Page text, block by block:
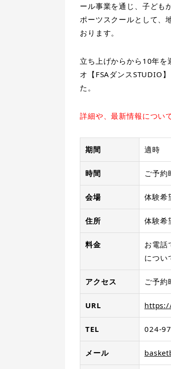
ール事業を通じ、子ども
ポーツスクールとして、
おります。
立ち上げからから10年を
オ【FSAダンスSTUDIO
た。
詳細や、最新情報につい
期間 適時
時間 ご予約
会場 体験希
住所 体験希
料金
お電話
につい
アクセス ご予約
URL
TEL 024-
メール